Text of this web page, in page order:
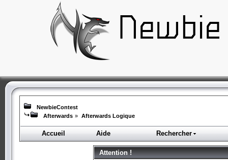
NewbieContest
Afterwards » Afterwards Logique
Accueil Aide Rechercher
Attention !